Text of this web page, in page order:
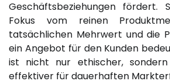
Geschäftsbeziehungen fördert.
Fokus vom reinen
tatsächlichen Mehrwert und die
ein Angebot für den Kunden
ist nicht nur ethischer,
effektiver für dauerhaften